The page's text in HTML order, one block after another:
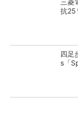
三菱
抗25
四足
s「